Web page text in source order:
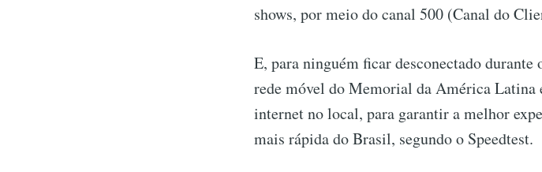
shows, por meio do canal 500 (Canal do
E, para ninguém ficar desconectado
rede móvel do Memorial da América
internet no local, para garantir a melhor
mais rápida do Brasil, segundo o Speedtest.